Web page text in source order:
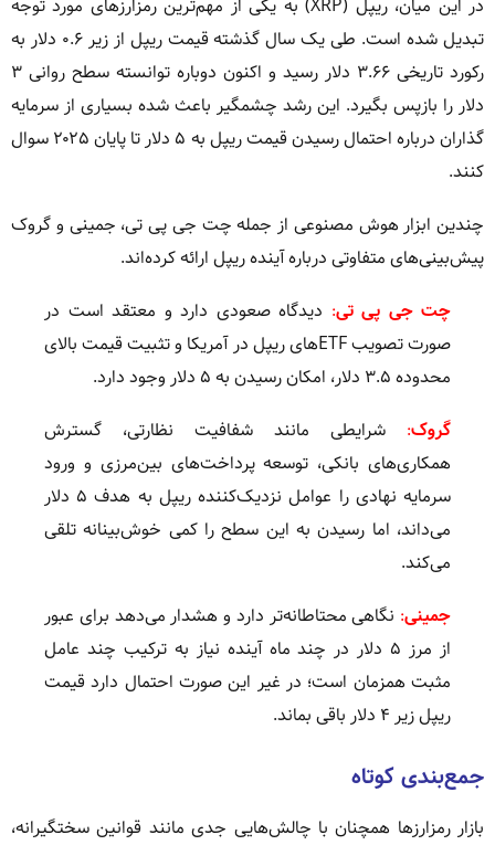
در این میان، ریپل (XRP) به یکی از مهم‌ترین رمزارزهای مورد توجه
تبدیل شده است. طی یک سال گذشته قیمت ریپل از زیر ۰.۶ دلار به
رکورد تاریخی ۳.۶۶ دلار رسید و اکنون دوباره توانسته سطح روانی ۳
دلار را بازپس بگیرد. این رشد چشمگیر باعث شده بسیاری از سرمایه
گذاران درباره احتمال رسیدن قیمت ریپل به ۵ دلار تا پایان ۲۰۲۵ سوال
کنند.
چندین ابزار هوش مصنوعی از جمله چت جی پی تی، جمینی و گروک
پیش‌بینی‌های متفاوتی درباره آینده ریپل ارائه کرده‌اند.
چت جی پی تی: دیدگاه صعودی دارد و معتقد است در
صورت تصویب ETFهای ریپل در آمریکا و تثبیت قیمت بالای
محدوده ۳.۵ دلار، امکان رسیدن به ۵ دلار وجود دارد.
گروک: شرایطی مانند شفافیت نظارتی، گسترش
همکاری‌های بانکی، توسعه پرداخت‌های بین‌مرزی و ورود
سرمایه نهادی را عوامل نزدیک‌کننده ریپل به هدف ۵ دلار
می‌داند، اما رسیدن به این سطح را کمی خوش‌بینانه تلقی
می‌کند.
جمینی: نگاهی محتاطانه‌تر دارد و هشدار می‌دهد برای عبور
از مرز ۵ دلار در چند ماه آینده نیاز به ترکیب چند عامل
مثبت همزمان است؛ در غیر این صورت احتمال دارد قیمت
ریپل زیر ۴ دلار باقی بماند.
جمع‌بندی کوتاه
بازار رمزارزها همچنان با چالش‌هایی جدی مانند قوانین سختگیرانه،